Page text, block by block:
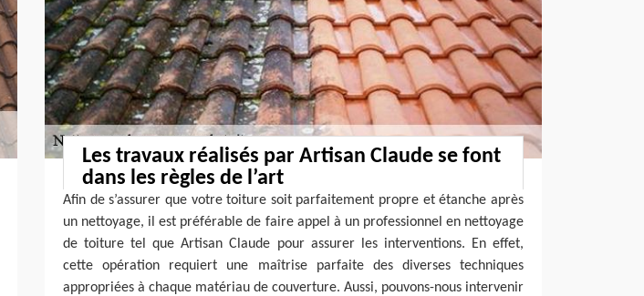
Les travaux réalisés par Artisan Claude se font
dans les règles de l’art
Afin de s’assurer que votre toiture soit parfaitement propre et étanche après
un nettoyage, il est préférable de faire appel à un professionnel en nettoyage
de toiture tel que Artisan Claude pour assurer les interventions. En effet,
cette opération requiert une maîtrise parfaite des diverses techniques
appropriées à chaque matériau de couverture. Aussi, pouvons-nous intervenir